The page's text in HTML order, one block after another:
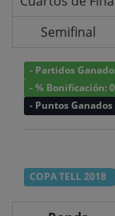
Semifinal
- Partidos
- % Bonificación:
- Puntos
COPA TELL 2018